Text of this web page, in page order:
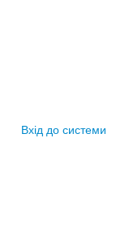
Вхід до системи